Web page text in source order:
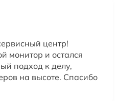
центр!
монитор и остался
подход к делу,
на высоте. Спасибо